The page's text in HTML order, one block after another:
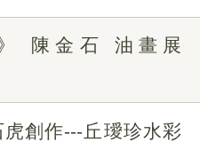
陳金石 油畫展
創作---丘璦珍水彩